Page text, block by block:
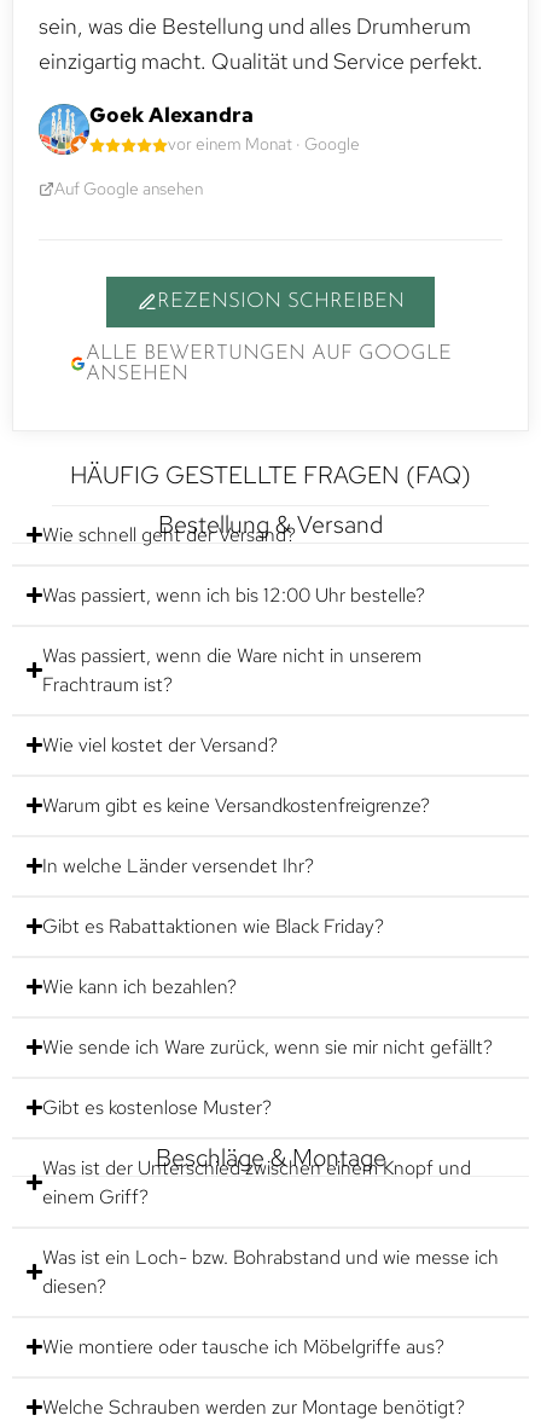
sein, was die Bestellung und alles Drumherum
einzigartig macht. Qualität und Service perfekt.
Goek Alexandra
vor einem Monat · Google
Auf Google ansehen
REZENSION SCHREIBEN
ALLE BEWERTUNGEN AUF GOOGLE
ANSEHEN
HÄUFIG GESTELLTE FRAGEN (FAQ)
Bestellung & Versand
Wie schnell geht der Versand?
Was passiert, wenn ich bis 12:00 Uhr bestelle?
Was passiert, wenn die Ware nicht in unserem
Frachtraum ist?
Wie viel kostet der Versand?
Warum gibt es keine Versandkostenfreigrenze?
In welche Länder versendet Ihr?
Gibt es Rabattaktionen wie Black Friday?
Wie kann ich bezahlen?
Wie sende ich Ware zurück, wenn sie mir nicht gefällt?
Gibt es kostenlose Muster?
Beschläge & Montage
Was ist der Unterschied zwischen einem Knopf und
einem Griff?
Was ist ein Loch- bzw. Bohrabstand und wie messe ich
diesen?
Wie montiere oder tausche ich Möbelgriffe aus?
Welche Schrauben werden zur Montage benötigt?